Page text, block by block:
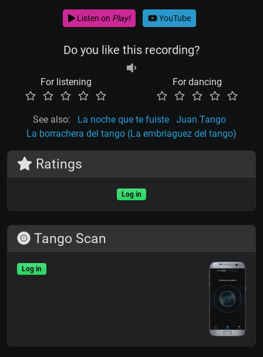
Listen on Play! YouTube
Do you like this recording?
For listening For dancing
See also: La noche que te fuiste
Juan Tango
La borrachera del tango (La embriaguez del tango)
Ratings
Log in
Tango Scan
Log in